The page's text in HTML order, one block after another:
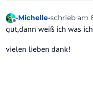
Offline
-Michelle-schrieb am
zuletzt
gut,dann weiß ich was
vielen lieben dank!